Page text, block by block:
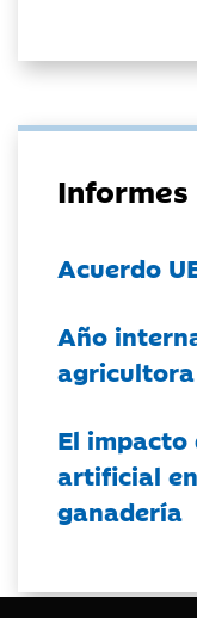
Acuerdo
Año
agricultora
El
artificial
ganadería